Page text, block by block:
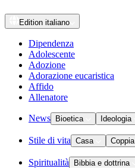
Edition italiano
Dipendenza
Adolescente
Adozione
Adorazione eucaristica
Affido
Allenatore
News Bioetica Ideologia
Stile di vita Casa Coppia
Spiritualità Bibbia e dottrina